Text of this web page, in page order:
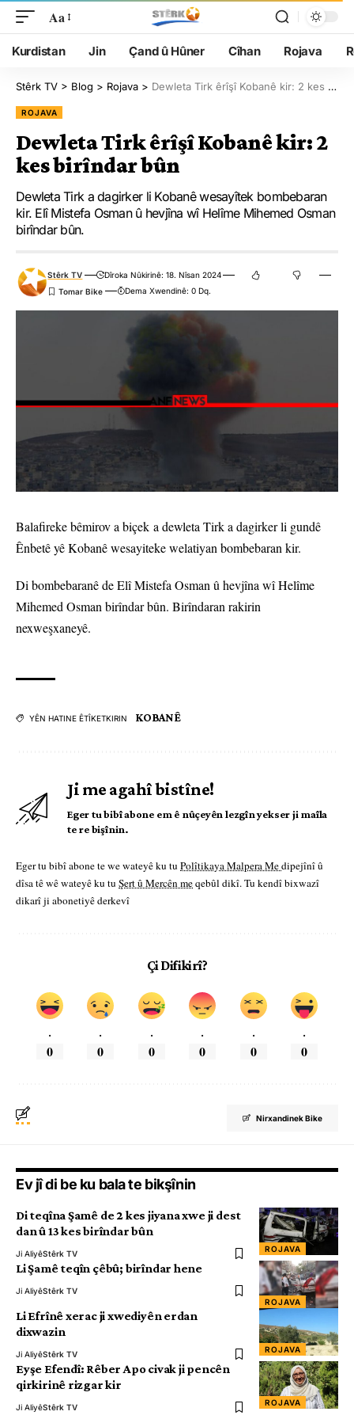
Aa
Kurdistan Jin Çand û Hûner Cîhan Rojava
Stêrk TV > Blog > Rojava > Dewleta Tirk êrîşî Kobanê kir: 2 kes birîndar bûn
ROJAVA
Dewleta Tirk êrîşî Kobanê kir: 2
kes birîndar bûn
Dewleta Tirk a dagirker li Kobanê wesayîtek bombebaran
kir. Elî Mistefa Osman û hevjîna wî Helîme Mihemed Osman
birîndar bûn.
Stêrk TV
Dîroka Nûkirinê: 18. Nîsan 2024
Dema Xwendinê: 0 Dq.
Balafireke bêmirov a biçek a dewleta Tirk a dagirker li gundê
Ênbetê yê Kobanê wesayiteke welatiyan bombebaran kir.
Di bombebaranê de Elî Mistefa Osman û hevjîna wî Helîme
Mihemed Osman birîndar bûn. Birîndaran rakirin
nexweşxaneyê.
YÊN HATINE ÊTÎKETKIRIN KOBANÊ
Ji me agahî bistîne!
Eger tu bibî abone em ê nûçeyên lezgîn yekser ji maîla
te re bişînin.
Eger tu bibî abone te we wateyê ku tu Polîtikaya Malpera Medipejînî û
dîsa tê wê wateyê ku tu Şert û Mercên meqebûl dikî. Tu kendî bixwazî
dikarî ji abonetiyê derkevî
Çi Difikirî?
.
0
.
0
.
0
.
0
.
0
.
0
Nirxandinek Bike
Ev jî di be ku bala te bikşînin
ROJAVA
Di teqîna Şamê de 2 kes jiyana xwe ji dest
dan û 13 kes birîndar bûn
Ji AliyêStêrk TV
ROJAVA
Li Şamê teqîn çêbû; birîndar hene
Ji AliyêStêrk TV
ROJAVA
Li Efrînê xerac ji xwediyên erdan
dixwazin
Ji AliyêStêrk TV
ROJAVA
Eyşe Efendî: Rêber Apo civak ji pencên
qirkirinê rizgar kir
Ji AliyêStêrk TV